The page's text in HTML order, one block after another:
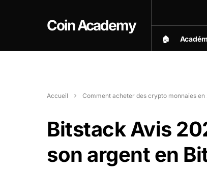
Coin Academy
🏠︎
Accueil Comment acheter des crypto monnaies en
Bitstack Avis
son argent en